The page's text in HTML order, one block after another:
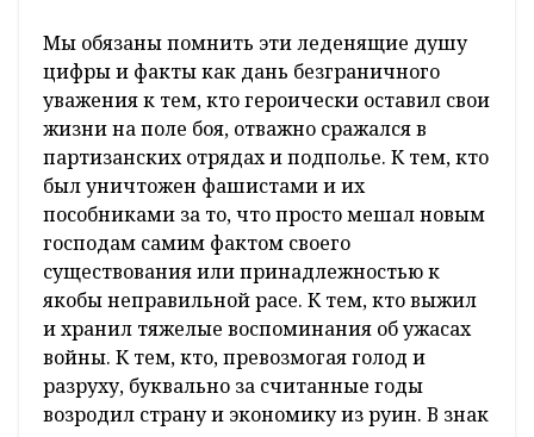
Мы обязаны помнить эти леденящие душу
цифры и факты как дань безграничного
уважения к тем, кто героически оставил свои
жизни на поле боя, отважно сражался в
партизанских отрядах и подполье. К тем, кто
был уничтожен фашистами и их
пособниками за то, что просто мешал новым
господам самим фактом своего
существования или принадлежностью к
якобы неправильной расе. К тем, кто выжил
и хранил тяжелые воспоминания об ужасах
войны. К тем, кто, превозмогая голод и
разруху, буквально за считанные годы
возродил страну и экономику из руин. В знак